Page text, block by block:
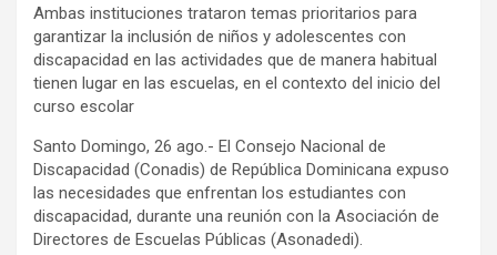
Ambas instituciones trataron temas prioritarios para
garantizar la inclusión de niños y adolescentes con
discapacidad en las actividades que de manera habitual
tienen lugar en las escuelas, en el contexto del inicio del
curso escolar
Santo Domingo, 26 ago.- El Consejo Nacional de
Discapacidad (Conadis) de República Dominicana expuso
las necesidades que enfrentan los estudiantes con
discapacidad, durante una reunión con la Asociación de
Directores de Escuelas Públicas (Asonadedi).